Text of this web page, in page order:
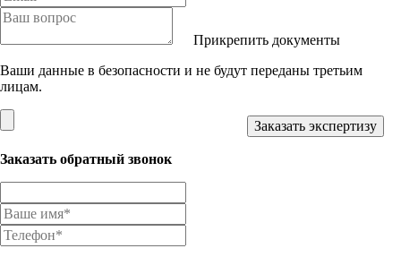
Прикрепить документы
Ваши данные в безопасности и не будут переданы третьим
лицам.
Заказать обратный звонок